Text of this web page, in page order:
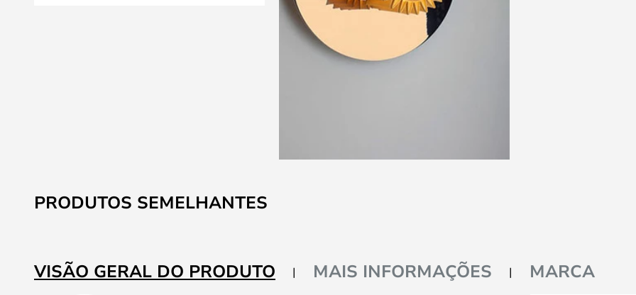
para
o
Galeria
de
PRODUTOS SEMELHANTES
VISÃO GERAL DO PRODUTO MAIS INFORMAÇÕES MARCA